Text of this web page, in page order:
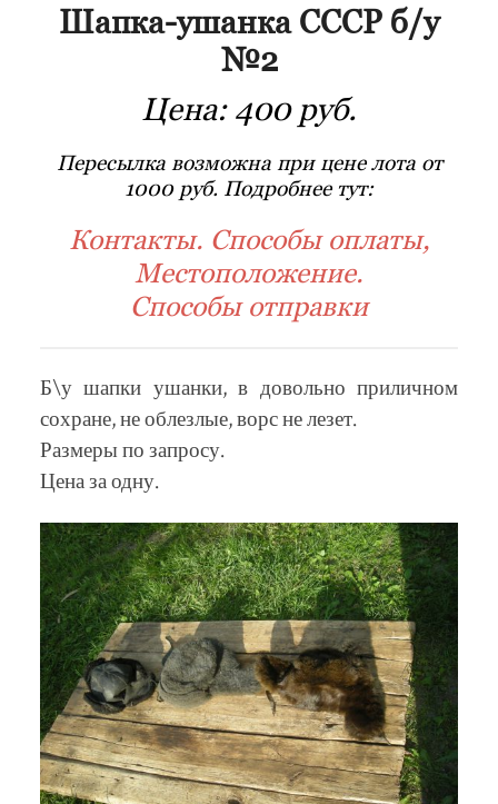
Шапка-ушанка СССР б/у
№2
Цена: 400 руб.
Пересылка возможна при цене лота от
1000 руб. Подробнее тут:
Контакты. Способы оплаты,
Местоположение.
Способы отправки
Б\у шапки ушанки, в довольно приличном
сохране, не облезлые, ворс не лезет.
Размеры по запросу.
Цена за одну.